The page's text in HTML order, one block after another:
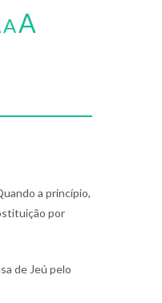
AA
a princípio,
por
de Jeú pelo